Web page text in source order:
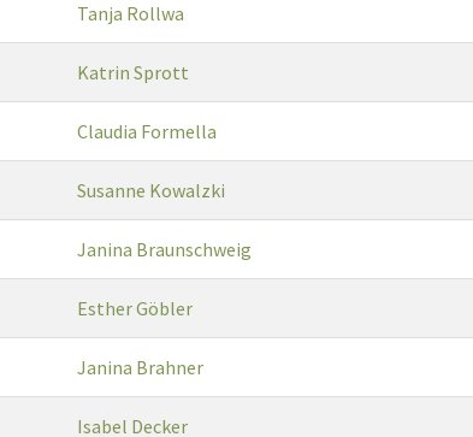
Tanja Rollwa
Katrin Sprott
Claudia Formella
Susanne Kowalzki
Janina Braunschweig
Esther Göbler
Janina Brahner
Isabel Decker